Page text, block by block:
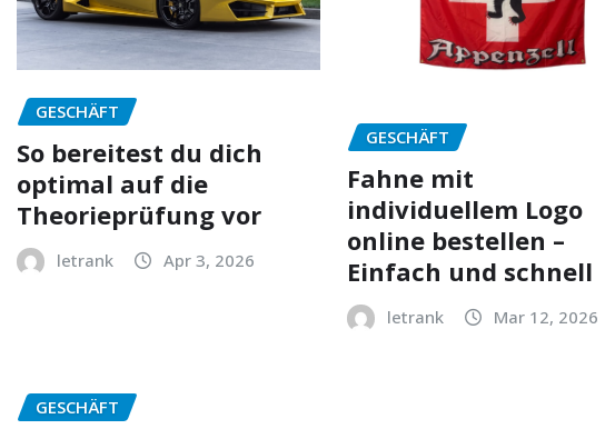
GESCHÄFT
So bereitest du dich
optimal auf die
Theorieprüfung vor
letrank Apr 3, 2026
GESCHÄFT
Fahne mit
individuellem Logo
online bestellen –
Einfach und schnell
letrank Mar 12, 2026
GESCHÄFT